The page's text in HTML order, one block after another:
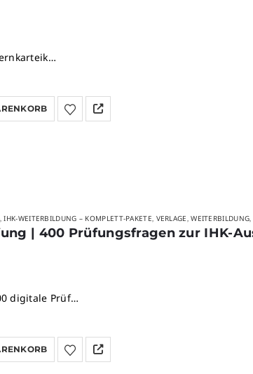
,IHK-WEITERBILDUNG – KOMPLETT-PAKETE, VERLAGE,WEITERBILDUNG,
digitale Prüf…